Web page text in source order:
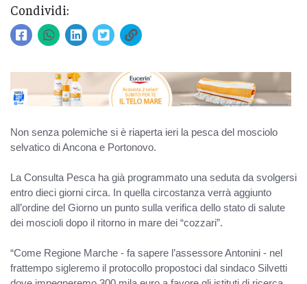
Condividi:
Non senza polemiche si è riaperta ieri la pesca del mosciolo
selvatico di Ancona e Portonovo.
La Consulta Pesca ha già programmato una seduta da svolgersi
entro dieci giorni circa. In quella circostanza verrà aggiunto
all’ordine del Giorno un punto sulla verifica dello stato di salute
dei moscioli dopo il ritorno in mare dei “cozzari”.
“Come Regione Marche - fa sapere l’assessore Antonini - nel
frattempo sigleremo il protocollo propostoci dal sindaco Silvetti